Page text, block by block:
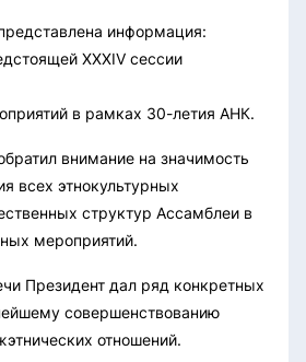
информация:
XXXIV сессии
в рамках 30-летия АНК.
внимание на значимость
всех этнокультурных
структур Ассамблеи в
мероприятий.
Президент дал ряд конкретных
совершенствованию
отношений.